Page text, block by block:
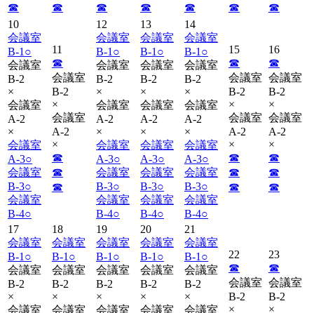
☎︎
☎︎
☎︎
☎︎
☎︎
☎︎
☎︎
10
会議室
B-1○
会議室
B-2
×
会議室
A-2
×
会議室
A-3○
会議室
B-3○
会議室
B-4○
11
☎︎
会議室
B-2
×
会議室
A-2
×
☎︎
☎︎
☎︎
12
会議室
B-1○
会議室
B-2
×
会議室
A-2
×
会議室
A-3○
会議室
B-3○
会議室
B-4○
13
会議室
B-1○
会議室
B-2
×
会議室
A-2
×
会議室
A-3○
会議室
B-3○
会議室
B-4○
14
会議室
B-1○
会議室
B-2
×
会議室
A-2
×
会議室
A-3○
会議室
B-3○
会議室
B-4○
15
☎︎
会議室
B-2
×
会議室
A-2
×
☎︎
☎︎
☎︎
16
☎︎
会議室
B-2
×
会議室
A-2
×
☎︎
☎︎
☎︎
17
会議室
B-1○
会議室
B-2
×
会議室
18
会議室
B-1○
会議室
B-2
×
会議室
19
会議室
B-1○
会議室
B-2
×
会議室
20
会議室
B-1○
会議室
B-2
×
会議室
21
会議室
B-1○
会議室
B-2
×
会議室
22
☎︎
会議室
B-2
×
23
☎︎
会議室
B-2
×